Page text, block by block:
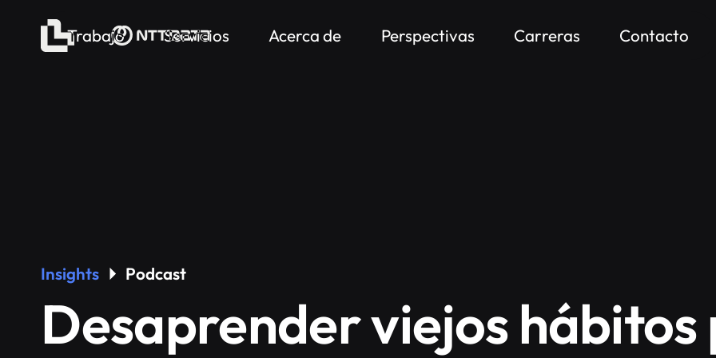
Trabajo Servicios Acerca de Perspectivas Carreras Contacto
Insights Podcast
Desaprender viejos hábitos